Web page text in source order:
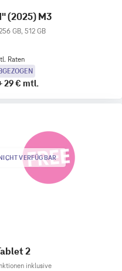
(2025) M3
GB, 512 GB
Raten
29 € mtl.
VERFÜGBAR
2
inklusive